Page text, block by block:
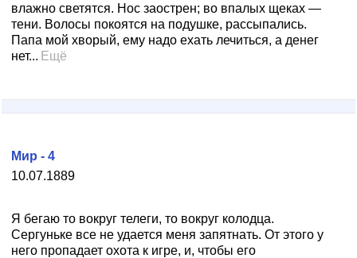
влажно светятся. Нос заострен; во впалых щеках —
тени. Волосы покоятся на подушке, рассыпались.
Папа мой хворый, ему надо ехать лечиться, а денег
нет... Ещё
10.07.1889
Мир - 4
Я бегаю то вокруг телеги, то вокруг колодца.
Сергуньке все не удается меня запятнать. От этого у
него пропадает охота к игре, и, чтобы его